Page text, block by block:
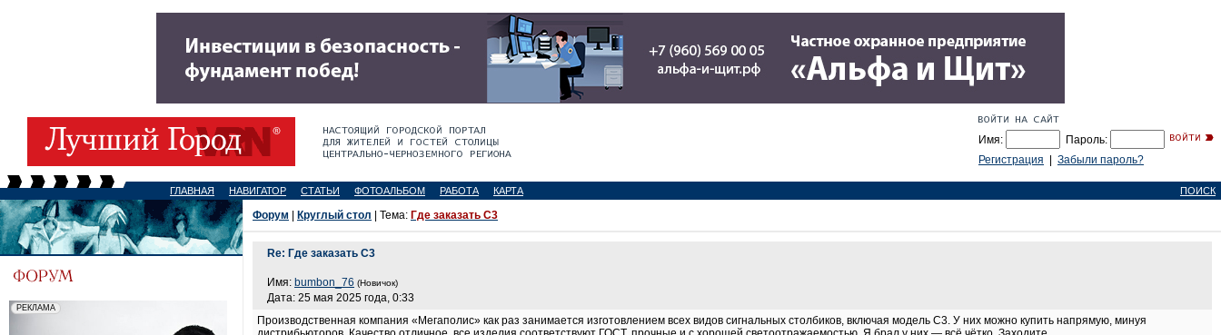
Имя:
Пароль:
Регистрация
Забыли пароль?
ГЛАВНАЯ НАВИГАТОР СТАТЬИ ФОТОАЛЬБОМ РАБОТА КАРТА ПОИСК
Форум Круглый стол | Тема: Где заказать С3
Re: Где заказать С3
Имя: bumbon_76 (Новичок)
Дата: 25 мая 2025 года, 0:33
Производственная компания «Мегаполис» как раз занимается изготовлением всех видов сигнальных столбиков, включая модель С3. У них можно купить напрямую, минуя